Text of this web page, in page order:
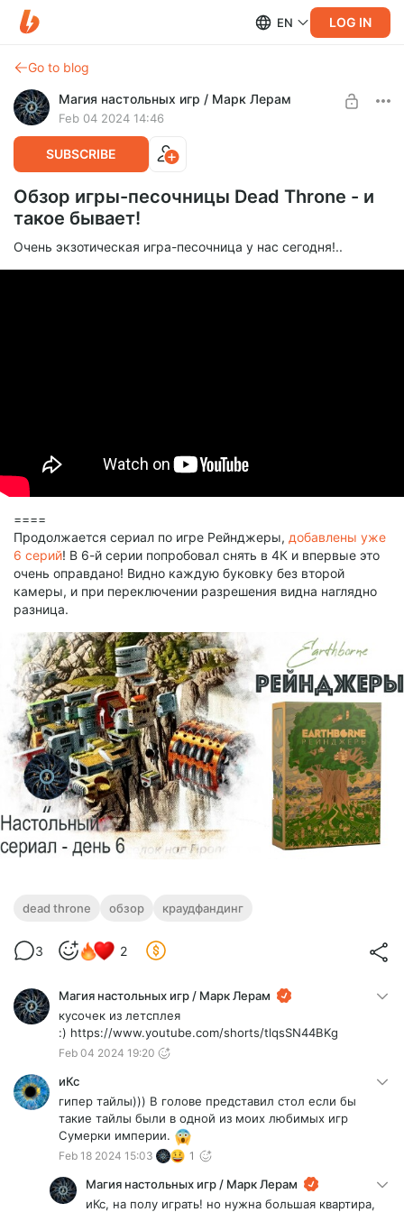
EN LOG IN
Go to blog
Магия настольных игр / Марк Лерам
Feb 04 2024 14:46
SUBSCRIBE
Обзор игры-песочницы Dead Throne - и
такое бывает!
Очень экзотическая игра-песочница у нас сегодня!..
====
Продолжается сериал по игре Рейнджеры, добавлены уже
6 серий! В 6-й серии попробовал снять в 4К и впервые это
очень оправдано! Видно каждую буковку без второй
камеры, и при переключении разрешения видна наглядно
разница.
dead throne обзор краудфандинг
3 2
Магия настольных игр / Марк Лерам
кусочек из летсплея
:) https://www.youtube.com/shorts/tlqsSN44BKg
Feb 04 2024 19:20
иКс
гипер тайлы))) В голове представил стол если бы
такие тайлы были в одной из моих любимых игр
Сумерки империи.
Feb 18 2024 15:03 1
Магия настольных игр / Марк Лерам
иКс, на полу играть! но нужна большая квартира,